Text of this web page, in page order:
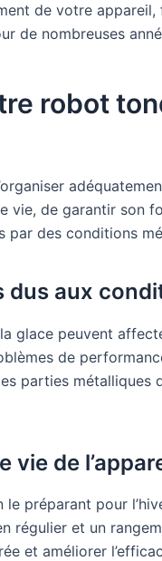
de votre
de nombreuses
robot
vie, de garantir son
par des conditions
dus aux
glace peuvent
de
parties métalliques
vie de
préparant pour
régulier et un
et améliorer